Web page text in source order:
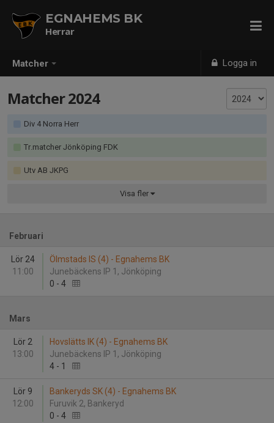
Matcher Logga in
EGNAHEMS BK
Herrar
Matcher 2024
Div 4 Norra Herr
Tr.matcher Jönköping FDK
Utv AB JKPG
Visa fler
Februari
Lör 24
11:00
Ölmstads IS (4) - Egnahems BK
Junebäckens IP 1, Jönköping
0 - 4
Mars
Lör 2
13:00
Hovslätts IK (4) - Egnahems BK
Junebäckens IP 1, Jönköping
4 - 1
Lör 9
12:00
Bankeryds SK (4) - Egnahems BK
Furuvik 2, Bankeryd
0 - 4